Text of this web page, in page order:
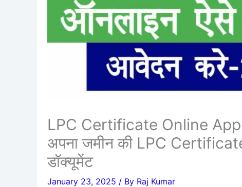
LPC Certificate Online
अपना जमीन की LPC
डॉक्यूमेंट
January 23, 2025 / By Raj Kumar